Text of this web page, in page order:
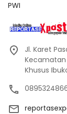
PWI
Jl. Karet
Kecamatan
Khusus